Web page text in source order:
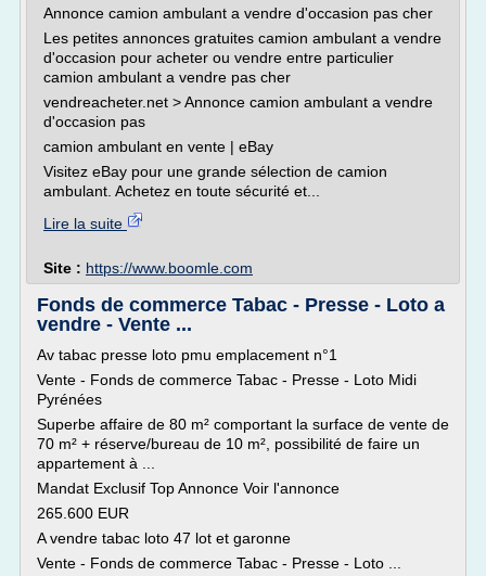
Annonce camion ambulant a vendre d'occasion pas cher
Les petites annonces gratuites camion ambulant a vendre
d'occasion pour acheter ou vendre entre particulier
camion ambulant a vendre pas cher
vendreacheter.net > Annonce camion ambulant a vendre
d'occasion pas
camion ambulant en vente | eBay
Visitez eBay pour une grande sélection de camion
ambulant. Achetez en toute sécurité et...
Lire la suite
Site : https://www.boomle.com
Fonds de commerce Tabac - Presse - Loto a
vendre - Vente ...
Av tabac presse loto pmu emplacement n°1
Vente - Fonds de commerce Tabac - Presse - Loto Midi
Pyrénées
Superbe affaire de 80 m² comportant la surface de vente de
70 m² + réserve/bureau de 10 m², possibilité de faire un
appartement à ...
Mandat Exclusif Top Annonce Voir l'annonce
265.600 EUR
A vendre tabac loto 47 lot et garonne
Vente - Fonds de commerce Tabac - Presse - Loto ...